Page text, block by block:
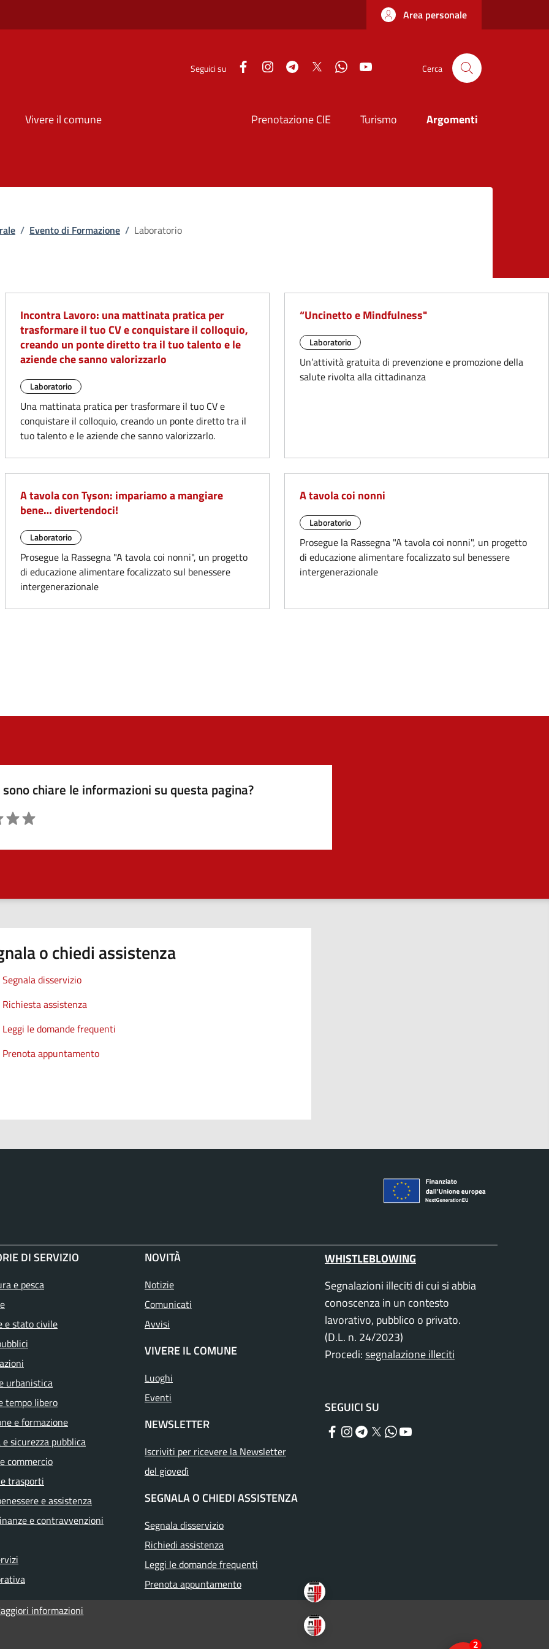
Area personale
Seguici su FacebookInstagramTelegramTwitter WhatsApp Cerca
Vivere il comune Prenotazione CIE Turismo Argomenti
/ Evento di Formazione / Laboratorio
Incontra Lavoro: una mattinata pratica per
trasformare il tuo CV e conquistare il colloquio,
creando un ponte diretto tra il tuo talento e le
aziende che sanno valorizzarlo
Laboratorio
Una mattinata pratica per trasformare il tuo CV e
conquistare il colloquio, creando un ponte diretto tra il
tuo talento e le aziende che sanno valorizzarlo.
“Uncinetto e Mindfulness"
Laboratorio
Un’attività gratuita di prevenzione e promozione della
salute rivolta alla cittadinanza
A tavola con Tyson: impariamo a mangiare
bene… divertendoci!
Laboratorio
Prosegue la Rassegna "A tavola coi nonni", un progetto
di educazione alimentare focalizzato sul benessere
intergenerazionale
A tavola coi nonni
Laboratorio
Prosegue la Rassegna "A tavola coi nonni", un progetto
di educazione alimentare focalizzato sul benessere
intergenerazionale
chiare le informazioni su questa pagina?
o chiedi assistenza
Segnala disservizio
Richiesta assistenza
Leggi le domande frequenti
Prenota appuntamento
DI SERVIZIO
e pesca
e stato civile
urbanistica
tempo libero
e formazione
sicurezza pubblica
commercio
trasporti
e assistenza
e contravvenzioni
NOVITÀ
Notizie
Comunicati
Avvisi
VIVERE IL COMUNE
Luoghi
Eventi
NEWSLETTER
Iscriviti per ricevere la Newsletter
del giovedì
SEGNALA O CHIEDI ASSISTENZA
Segnala disservizio
Richiedi assistenza
Leggi le domande frequenti
Prenota appuntamento
WHISTLEBLOWING
Segnalazioni illeciti di cui si abbia
conoscenza in un contesto
lavorativo, pubblico o privato.
(D.L. n. 24/2023)
Procedi:segnalazione illeciti
SEGUICI SU
Facebook
Instagram
Telegram
TwitterWhatsApp
informazioni
2